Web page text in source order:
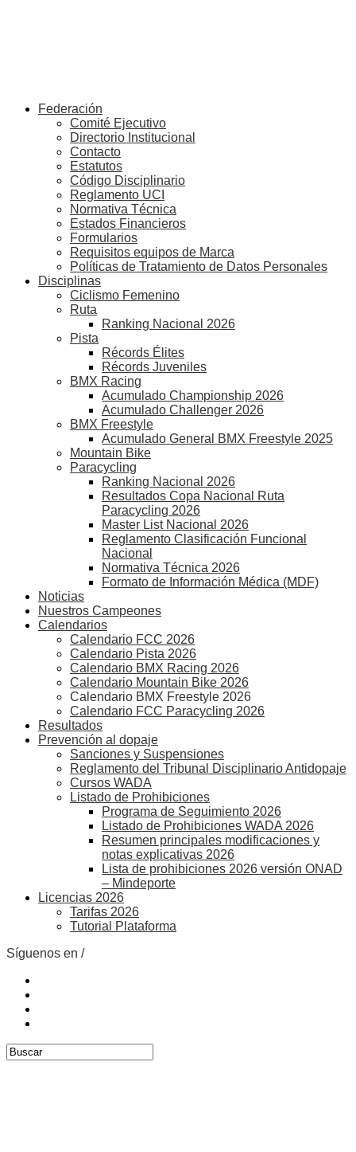
Federación
Comité Ejecutivo
Directorio Institucional
Contacto
Estatutos
Código Disciplinario
Reglamento UCI
Normativa Técnica
Estados Financieros
Formularios
Requisitos equipos de Marca
Políticas de Tratamiento de Datos Personales
Disciplinas
Ciclismo Femenino
Ruta
Ranking Nacional 2026
Pista
Récords Élites
Récords Juveniles
BMX Racing
Acumulado Championship 2026
Acumulado Challenger 2026
BMX Freestyle
Acumulado General BMX Freestyle 2025
Mountain Bike
Paracycling
Ranking Nacional 2026
Resultados Copa Nacional Ruta
Paracycling 2026
Master List Nacional 2026
Reglamento Clasificación Funcional
Nacional
Normativa Técnica 2026
Formato de Información Médica (MDF)
Noticias
Nuestros Campeones
Calendarios
Calendario FCC 2026
Calendario Pista 2026
Calendario BMX Racing 2026
Calendario Mountain Bike 2026
Calendario BMX Freestyle 2026
Calendario FCC Paracycling 2026
Resultados
Prevención al dopaje
Sanciones y Suspensiones
Reglamento del Tribunal Disciplinario Antidopaje
Cursos WADA
Listado de Prohibiciones
Programa de Seguimiento 2026
Listado de Prohibiciones WADA 2026
Resumen principales modificaciones y
notas explicativas 2026
Lista de prohibiciones 2026 versión ONAD
– Mindeporte
Licencias 2026
Tarifas 2026
Tutorial Plataforma
Síguenos en /